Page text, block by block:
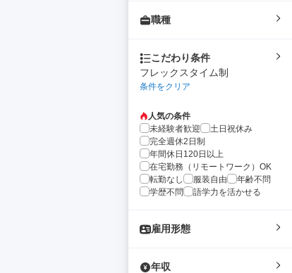
職種
こだわり条件
フレックスタイム制
条件をクリア
人気の条件
未経験者歓迎
土日祝休み
完全週休2日制
年間休日120日以上
在宅勤務（リモートワーク）OK
転勤なし
服装自由
年齢不問
学歴不問
語学力を活かせる
雇用形態
年収